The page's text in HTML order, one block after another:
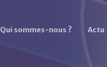
Qui sommes-nous ? Actu